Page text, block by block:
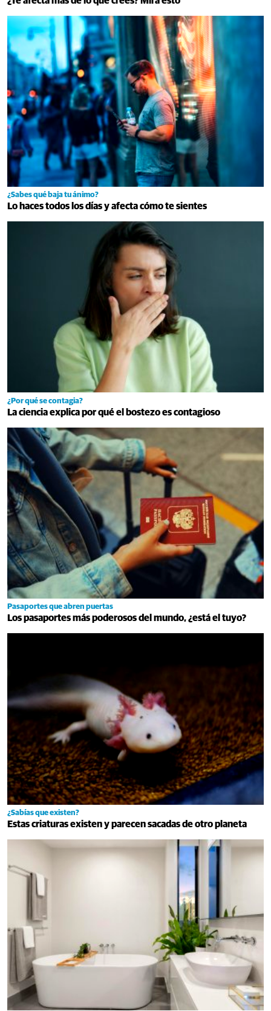
¿Sabes qué baja tu ánimo?
Lo haces todos los días y afecta cómo te sientes
¿Por qué se contagia?
La ciencia explica por qué el bostezo es contagioso
Pasaportes que abren puertas
Los pasaportes más poderosos del mundo, ¿está el tuyo?
¿Sabías que existen?
Estas criaturas existen y parecen sacadas de otro planeta